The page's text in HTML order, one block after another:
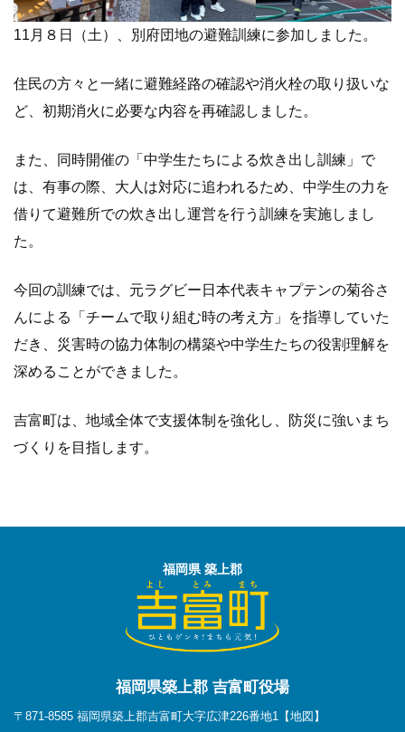
11月８日（土）、別府団地の避難訓練に参加しました。
住民の方々と一緒に避難経路の確認や消火栓の取り扱いな
ど、初期消火に必要な内容を再確認しました。
また、同時開催の「中学生たちによる炊き出し訓練」で
は、有事の際、大人は対応に追われるため、中学生の力を
借りて避難所での炊き出し運営を行う訓練を実施しまし
た。
今回の訓練では、元ラグビー日本代表キャプテンの菊谷さ
んによる「チームで取り組む時の考え方」を指導していた
だき、災害時の協力体制の構築や中学生たちの役割理解を
深めることができました。
吉富町は、地域全体で支援体制を強化し、防災に強いまち
づくりを目指します。
福岡県 築上郡
福岡県築上郡 吉富町役場
〒871-8585 福岡県築上郡吉富町大字広津226番地1 【地図】